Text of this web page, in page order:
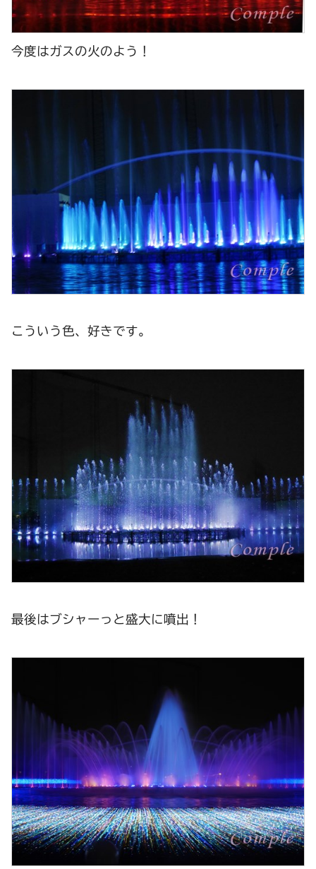
今度はガスの火のよう！
こういう色、好きです。
最後はブシャーっと盛大に噴出！